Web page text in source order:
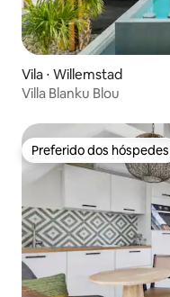
Vila ⋅ Willemstad
Villa Blanku Blou
Preferido dos hóspedes
Preferido dos hóspedes